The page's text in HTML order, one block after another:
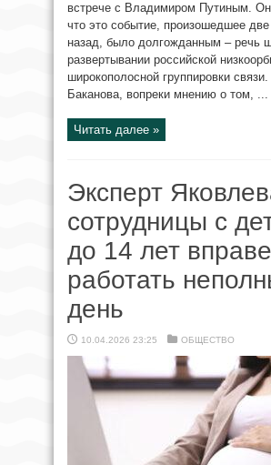
встрече с Владимиром Путиным.
что это событие, произошедшее
назад, было долгожданным – речь
развертывании российской
широкополосной группировки
Баканова, вопреки мнению о том, ...
Читать далее »
Эксперт
сотрудницы с
до 14 лет вправе
работать
день
10.04.2026 23:25 ОБЩЕСТВО